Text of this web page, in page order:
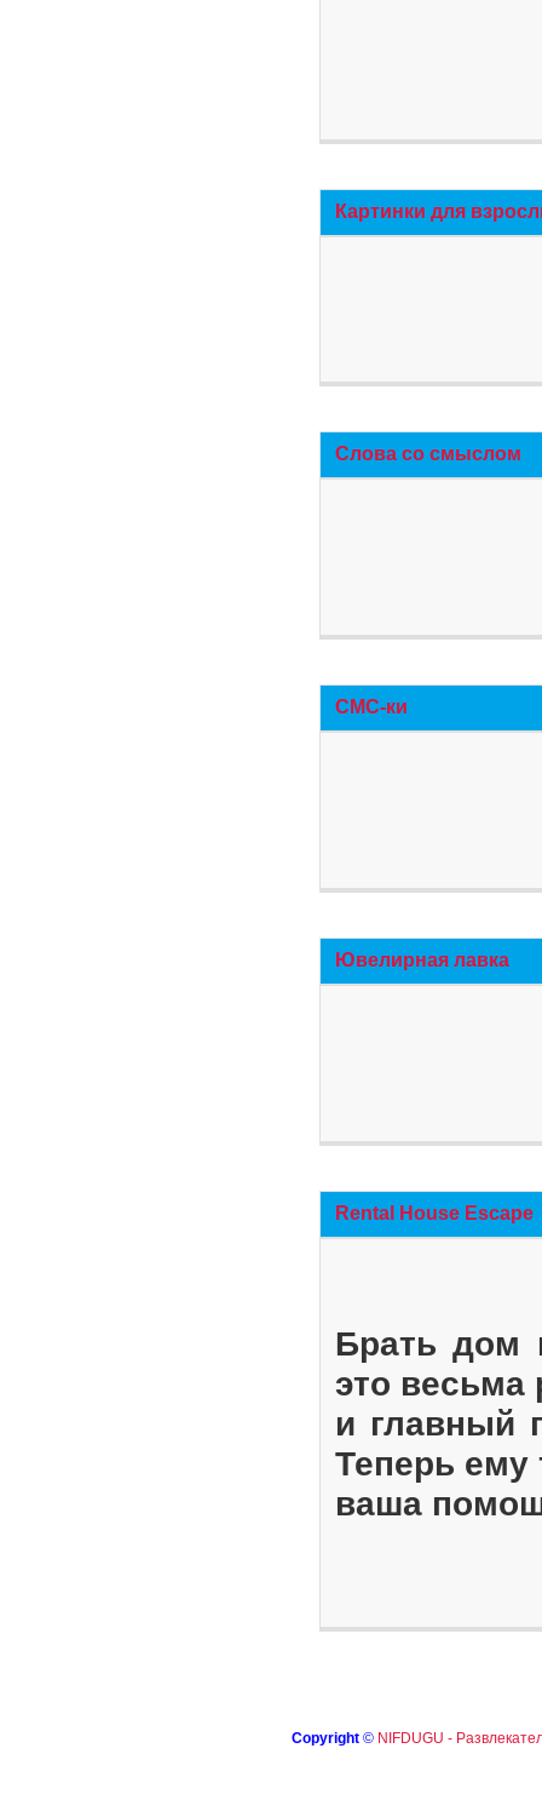
Картинки для
Слова со смыслом
СМС-ки
Ювелирная лавка
Rental House Escape
Брать дом
это весьма
и главный
Теперь ему
ваша
Copyright © NIFDUGU -